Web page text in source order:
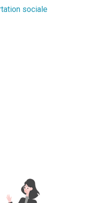
sociale